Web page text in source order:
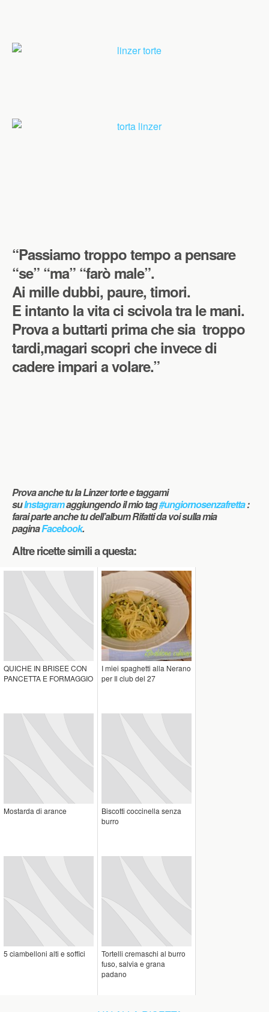
“Passiamo troppo tempo a pensare
“se” “ma” “farò male”.
Ai mille dubbi, paure, timori.
E intanto la vita ci scivola tra le mani.
Prova a buttarti prima che sia troppo
tardi,magari scopri che invece di
cadere impari a volare.”
Prova anche tu la Linzer torte e taggami
suInstagramaggiungendo il mio tag#ungiornosenzafretta:
farai parte anche tu dell’album Rifatti da voi sulla mia
paginaFacebook.
Altre ricette simili a questa:
QUICHE IN BRISEE CON
PANCETTA E FORMAGGIO
I miei spaghetti alla Nerano
per Il club del 27
Mostarda di arance
Biscotti coccinella senza
burro
5 ciambelloni alti e soffici
Tortelli cremaschi al burro
fuso, salvia e grana
padano